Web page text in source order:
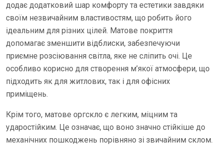
додає додатковий шар комфорту та естетики завдяки
своїм незвичайним властивостям, що робить його
ідеальним для різних цілей. Матове покриття
допомагає зменшити відблиски, забезпечуючи
приємне розсіювання світла, яке не сліпить очі. Це
особливо корисно для створення м’якої атмосфери, що
підходить як для житлових, так і для офісних
приміщень.
Крім того, матове оргскло є легким, міцним та
ударостійким. Це означає, що воно значно стійкіше до
механічних пошкоджень порівняно зі звичайним склом.